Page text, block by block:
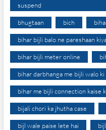
suspend
bhugtaan bich
bihar bijli balo ne pareshaan
bihar bijli meter online
bihar darbhanga me bijli walo
bihar me bijli connection kaise
bijali chori ka jhutha case
bijl wale paise lete hai